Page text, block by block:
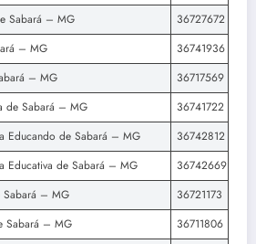
Sabará – MG
36727672
– MG
36741936
– MG
36717569
de Sabará – MG
36741722
Educando de Sabará – MG
36742812
Educativa de Sabará – MG
36742669
Sabará – MG
36721173
Sabará – MG
36711806